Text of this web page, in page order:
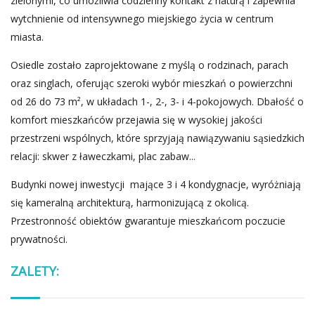
wytchnienie od intensywnego miejskiego życia w centrum
miasta.
Osiedle zostało zaprojektowane z myślą o rodzinach, parach
oraz singlach, oferując szeroki wybór mieszkań o powierzchni
od 26 do 73 m², w układach 1-, 2-, 3- i 4-pokojowych. Dbałość o
komfort mieszkańców przejawia się w wysokiej jakości
przestrzeni wspólnych, które sprzyjają nawiązywaniu sąsiedzkich
relacji: skwer z ławeczkami, plac zabaw...
Budynki nowej inwestycji mające 3 i 4 kondygnacje, wyróżniają
się kameralną architekturą, harmonizującą z okolicą.
Przestronność obiektów gwarantuje mieszkańcom poczucie
prywatności.
ZALETY: